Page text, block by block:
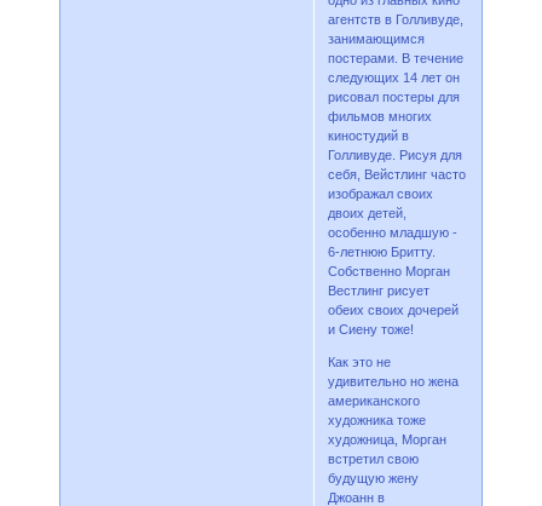
агентств в Голливуде,
занимающимся
постерами. В течение
следующих 14 лет он
рисовал постеры для
фильмов многих
киностудий в
Голливуде. Рисуя для
себя, Вейстлинг часто
изображал своих
двоих детей,
особенно младшую -
6-летнюю Бритту.
Собственно Морган
Вестлинг рисует
обеих своих дочерей
и Сиену тоже!
Как это не
удивительно но жена
американского
художника тоже
художница, Морган
встретил свою
будущую жену
Джоанн в